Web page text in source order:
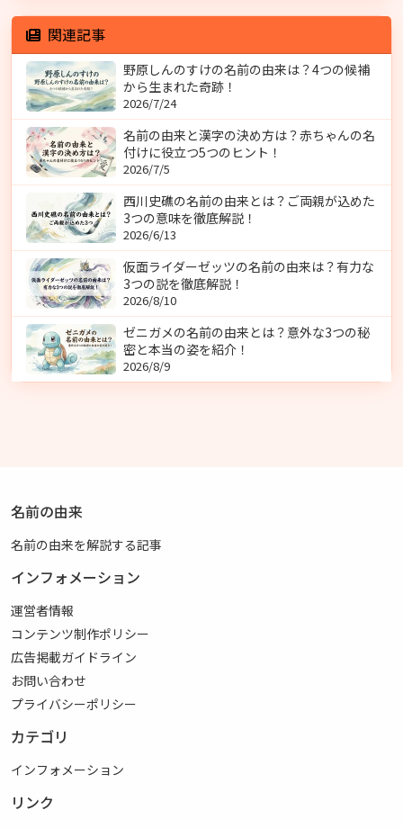
関連記事
野原しんのすけの名前の由来は？4つの候補
から生まれた奇跡！
2026/7/24
名前の由来と漢字の決め方は？赤ちゃんの名
付けに役立つ5つのヒント！
2026/7/5
西川史礁の名前の由来とは？ご両親が込めた
3つの意味を徹底解説！
2026/6/13
仮面ライダーゼッツの名前の由来は？有力な
3つの説を徹底解説！
2026/8/10
ゼニガメの名前の由来とは？意外な3つの秘
密と本当の姿を紹介！
2026/8/9
名前の由来
名前の由来を解説する記事
インフォメーション
運営者情報
コンテンツ制作ポリシー
広告掲載ガイドライン
お問い合わせ
プライバシーポリシー
カテゴリ
インフォメーション
リンク